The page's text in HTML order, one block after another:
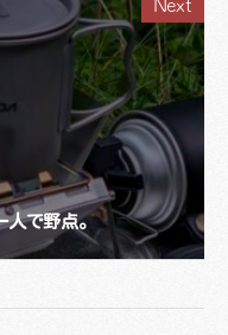
Next
人で野点。